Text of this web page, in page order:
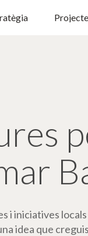
i iniciatives
idea que